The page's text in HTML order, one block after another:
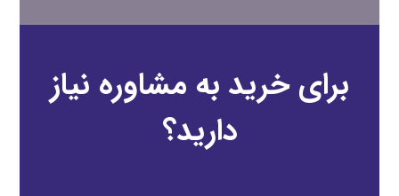
برای خرید به مشاوره نیاز
دارید؟